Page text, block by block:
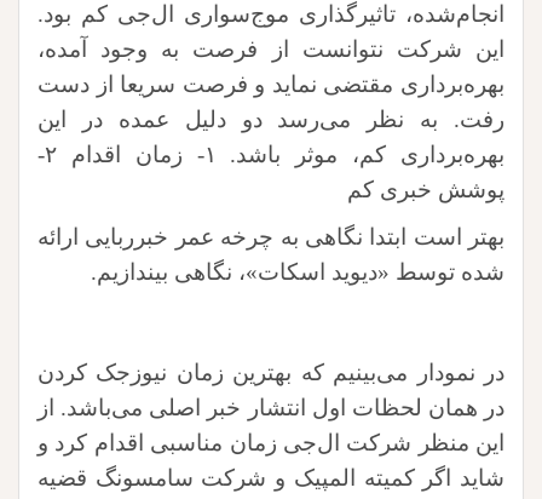
انجام‌شده، تاثیرگذاری موج‌سواری ال‌جی کم بود.
این شرکت نتوانست از فرصت به وجود آمده،
بهره‌برداری مقتضی نماید و فرصت سریعا از دست
رفت. به نظر می‌رسد دو دلیل عمده در این
بهره‌برداری کم، موثر باشد. ۱- زمان اقدام ۲-
پوشش خبری کم
بهتر است ابتدا نگاهی به چرخه عمر خبرربایی ارائه
شده توسط «دیوید اسکات»، نگاهی بیندازیم.
در نمودار می‌بینیم که بهترین زمان نیوزجک کردن
در همان لحظات اول انتشار خبر اصلی می‌باشد. از
این منظر شرکت ال‌جی زمان مناسبی اقدام کرد و
شاید اگر کمیته المپیک و شرکت سامسونگ قضیه